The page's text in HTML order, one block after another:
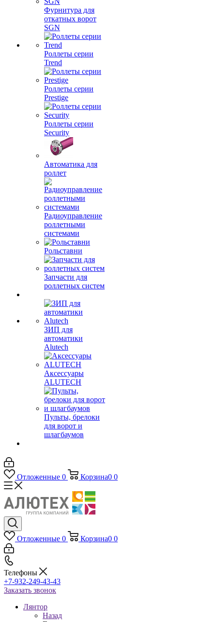
Фурнитура для
откатных ворот
SGN
Роллеты серии
Trend
Роллеты серии
Prestige
Роллеты серии
Security
Автоматика для
роллет
Радиоуправление
роллетными
системами
Рольставни
Запчасти для
роллетных систем
ЗИП для
автоматики
Alutech
Аксессуары
ALUTECH
Пульты, брелоки
для ворот и
шлагбаумов
Отложенные 0 Корзина0 0
Отложенные 0 Корзина0 0
Телефоны
+7-932-249-43-43
Заказать звонок
Лянтор
Назад